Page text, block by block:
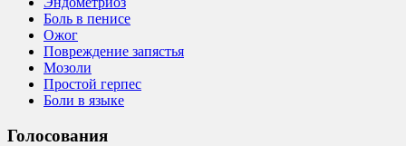
Боль в пенисе
Ожог
Повреждение запястья
Мозоли
Простой герпес
Боли в языке
Голосования